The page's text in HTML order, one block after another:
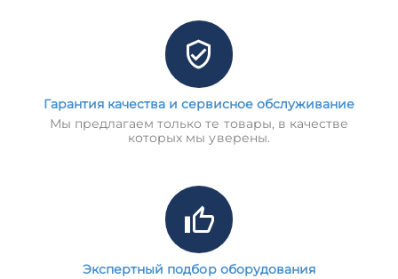
Гарантия качества и сервисное обслуживание
Мы предлагаем только те товары, в качестве
которых мы уверены.
Экспертный подбор оборудования